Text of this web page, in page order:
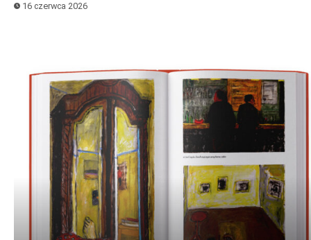
16 czerwca 2026
dźwiękowych